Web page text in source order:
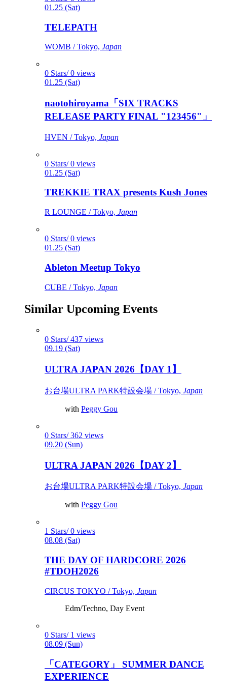
01.25 (Sat)
TELEPATH
WOMB / Tokyo, Japan
0 Stars/ 0 views
01.25 (Sat)
naotohiroyama「SIX TRACKS
RELEASE PARTY FINAL "123456"」
HVEN / Tokyo, Japan
0 Stars/ 0 views
01.25 (Sat)
TREKKIE TRAX presents Kush Jones
R LOUNGE / Tokyo, Japan
0 Stars/ 0 views
01.25 (Sat)
Ableton Meetup Tokyo
CUBE / Tokyo, Japan
Similar Upcoming Events
0 Stars/ 437 views
09.19 (Sat)
ULTRA JAPAN 2026【DAY 1】
お台場ULTRA PARK特設会場 / Tokyo, Japan
with Peggy Gou
0 Stars/ 362 views
09.20 (Sun)
ULTRA JAPAN 2026【DAY 2】
お台場ULTRA PARK特設会場 / Tokyo, Japan
with Peggy Gou
1 Stars/ 0 views
08.08 (Sat)
THE DAY OF HARDCORE 2026
#TDOH2026
CIRCUS TOKYO / Tokyo, Japan
Edm/Techno, Day Event
0 Stars/ 1 views
08.09 (Sun)
「CATEGORY」 SUMMER DANCE
EXPERIENCE